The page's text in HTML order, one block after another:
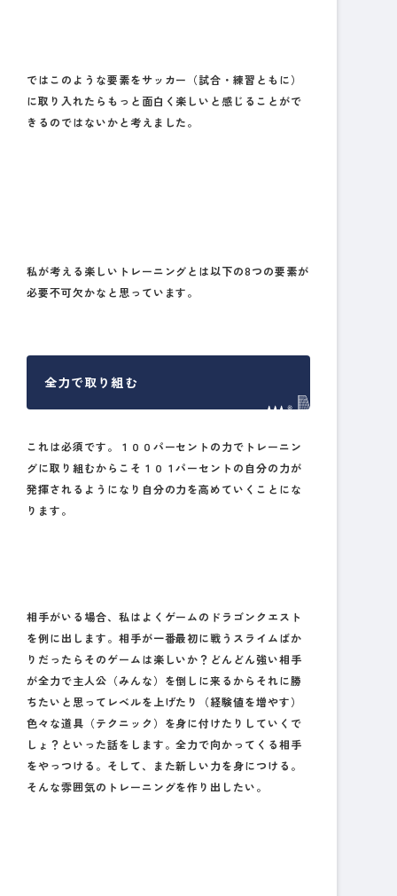
ではこのような要素をサッカー（試合・練習ともに）
に取り入れたらもっと面白く楽しいと感じることがで
きるのではないかと考えました。
私が考える楽しいトレーニングとは以下の8つの要素が
必要不可欠かなと思っています。
全力で取り組む
これは必須です。１００パーセントの力でトレーニン
グに取り組むからこそ１０１パーセントの自分の力が
発揮されるようになり自分の力を高めていくことにな
ります。
相手がいる場合、私はよくゲームのドラゴンクエスト
を例に出します。相手が一番最初に戦うスライムばか
りだったらそのゲームは楽しいか？どんどん強い相手
が全力で主人公（みんな）を倒しに来るからそれに勝
ちたいと思ってレベルを上げたり（経験値を増やす）
色々な道具（テクニック）を身に付けたりしていくで
しょ？といった話をします。全力で向かってくる相手
をやっつける。そして、また新しい力を身につける。
そんな雰囲気のトレーニングを作り出したい。